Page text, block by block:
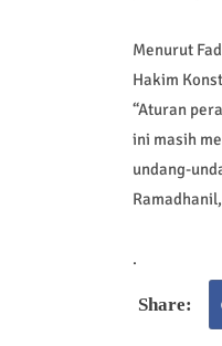
Menurut
Hakim
“Aturan
ini masih
undang-
.